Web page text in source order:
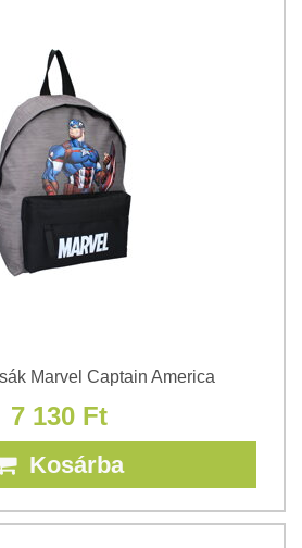
Marvel Captain America
7 130 Ft
Kosárba